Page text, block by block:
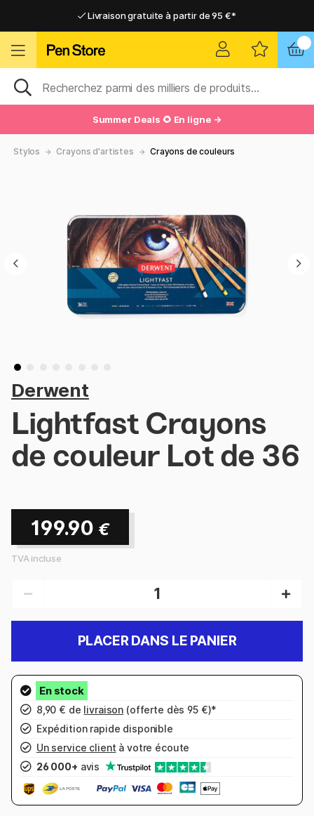
Livraison gratuite à partir de 95 €*
Livraison domicile ou point relais
Livraison gratuite à partir de 95 €*
Livraison domicile ou point relais
Summer Deals 🌻 En ligne →
Stylos Crayons d'artistes Crayons de couleurs
Derwent
Lightfast Crayons
de couleur Lot de 36
199.90 €
TVA incluse
PLACER DANS LE PANIER
8,90 € de livraison (offerte dès 95 €)*
Expédition rapide disponible
Un service client à votre écoute
26 000+ avis